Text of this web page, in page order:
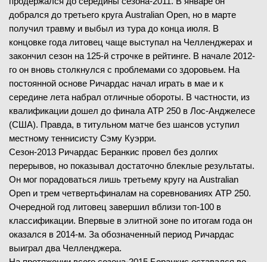
добрался до третьего круга Australian Open, но в марте
получил травму и выбыл из тура до конца июля. В
концовке года литовец чаще выступал на Челленджерах и
закончил сезон на 125-й строчке в рейтинге. В начале 2012-
го он вновь столкнулся с проблемами со здоровьем. На
постоянной основе Ричардас начал играть в мае и к
середине лета набрал отличные обороты. В частности, из
квалификации дошел до финала ATP 250 в Лос-Анджелесе
(США). Правда, в титульном матче без шансов уступил
местному теннисисту Сэму Куэрри.
Сезон-2013 Ричардас Беранкис провел без долгих
перерывов, но показывал достаточно блеклые результаты.
Он мог порадоваться лишь третьему кругу на Australian
Open и трем четвертьфиналам на соревнованиях ATP 250.
Очередной год литовец завершил вблизи топ-100 в
классификации. Впервые в элитной зоне по итогам года он
оказался в 2014-м. За обозначенный период Ричардас
выиграл два Челленджера.